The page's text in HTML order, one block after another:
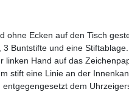
ohne Ecken auf den Tisch
Buntstifte und eine
linken Hand auf das
stift eine Linie an der
dem